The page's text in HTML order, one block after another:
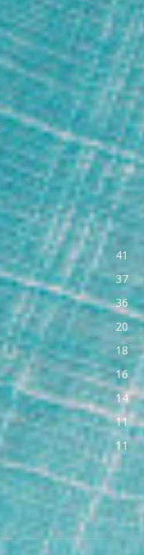
41
37
36
20
18
16
14
11
11